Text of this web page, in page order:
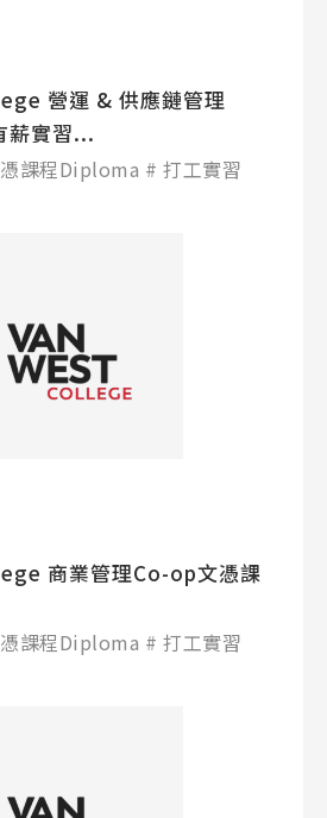
新優惠
營運 & 供應鏈管理
薪實習...
課程Diploma 打工實習
商業管理Co-op文憑課
課程Diploma 打工實習